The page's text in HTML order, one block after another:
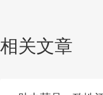
相关文章